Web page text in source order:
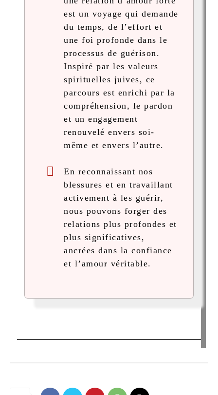
est un voyage qui demande
du temps, de l’effort et
une foi profonde dans le
processus de guérison.
Inspiré par les valeurs
spirituelles juives, ce
parcours est enrichi par la
compréhension, le pardon
et un engagement
renouvelé envers soi-
même et envers l’autre.
En reconnaissant nos
blessures et en travaillant
activement à les guérir,
nous pouvons forger des
relations plus profondes et
plus significatives,
ancrées dans la confiance
et l’amour véritable.